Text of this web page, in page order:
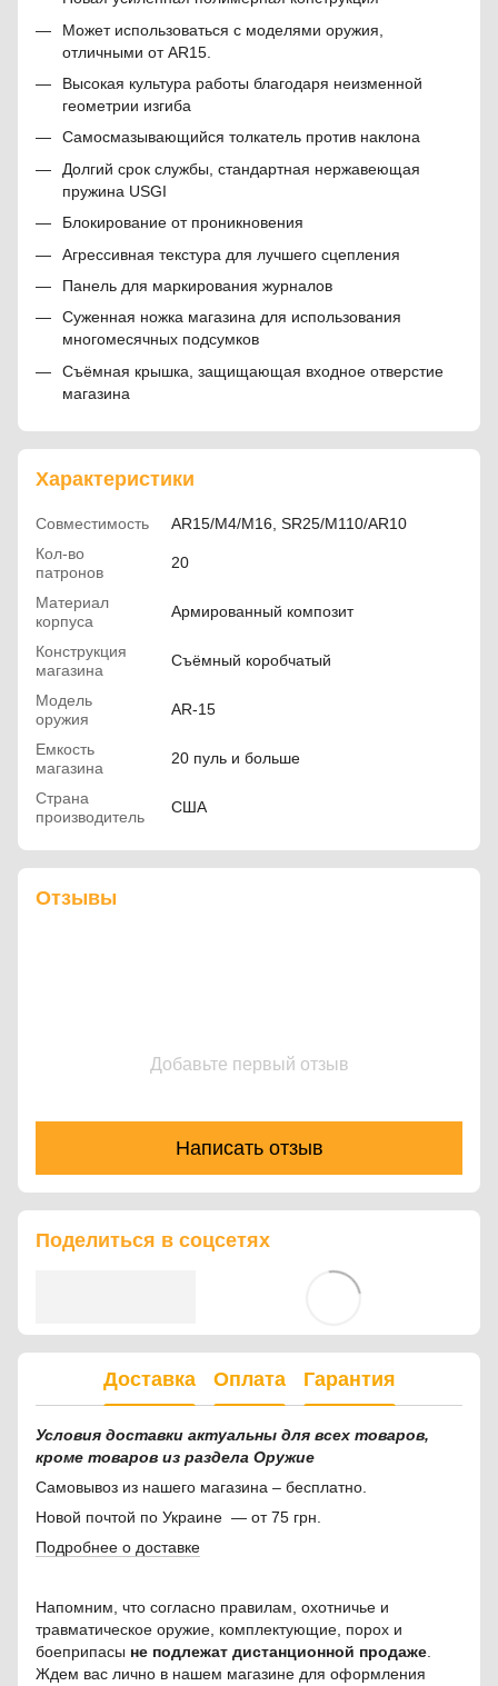
Может использоваться с моделями оружия,
отличными от AR15.
Высокая культура работы благодаря неизменной
геометрии изгиба
Самосмазывающийся толкатель против наклона
Долгий срок службы, стандартная нержавеющая
пружина USGI
Блокирование от проникновения
Агрессивная текстура для лучшего сцепления
Панель для маркирования журналов
Суженная ножка магазина для использования
многомесячных подсумков
Съёмная крышка, защищающая входное отверстие
магазина
Характеристики
Совместимость
AR15/M4/M16, SR25/M110/AR10
Кол-во
патронов
20
Материал
корпуса
Армированный композит
Конструкция
магазина
Съёмный коробчатый
Модель
оружия
AR-15
Емкость
магазина
20 пуль и больше
Страна
производитель
США
Отзывы
Добавьте первый отзыв
Написать отзыв
Поделиться в соцсетях
Доставка Оплата Гарантия
Условия доставки актуальны для всех товаров,
кроме товаров из раздела Оружие
Самовывоз из нашего магазина – бесплатно.
Новой почтой по Украине — от 75 грн.
Подробнее о доставке
Напомним, что согласно правилам, охотничье и
травматическое оружие, комплектующие, порох и
боеприпасы не подлежат дистанционной продаже
Ждем вас лично в нашем магазине для оформления